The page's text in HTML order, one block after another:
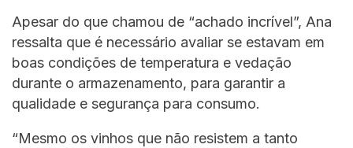
Apesar do que chamou de “achado incrível”, Ana
ressalta que é necessário avaliar se estavam em
boas condições de temperatura e vedação
durante o armazenamento, para garantir a
qualidade e segurança para consumo.
“Mesmo os vinhos que não resistem a tanto